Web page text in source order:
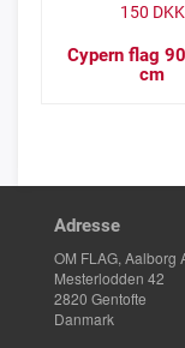
Cypern flag
cm
150 DKK
Adresse
OM FLAG, Aalborg
Mesterlodden 42
2820 Gentofte
Danmark